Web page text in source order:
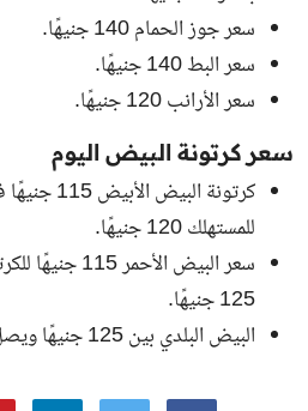
سعر جوز الحمام 140 جنيهًا.
سعر البط 140 جنيهًا.
سعر الأرانب 120 جنيهًا.
سعر كرتونة البيض اليوم
كرتونة
للمستهلك 120 جنيهًا.
سعر البيض
125 جنيهًا.
البيض البلدي بين 125 جنيهًا ويصل للمستهلك بـ 140 جنيهًا.